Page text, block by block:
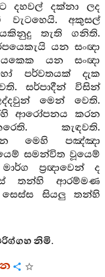
දහවල් දක්නා ලද
වැටහෙයි. අකුසල්
තැති ගනිති.
යන සංඥා
යන සංඥා
පර්වතයක් දැක
සර්පාදීන් විසින්
මෙන් වෙති.
ආරෝපනය කරන
කැඳවති.
මෙහි පඤ්ඤා
සමන්විත වූයෙම්
ප්‍රඥාවෙන් ද
තන්හි ආරම්මණ
සෙස්ස සියලු තන්හි
නිමි.